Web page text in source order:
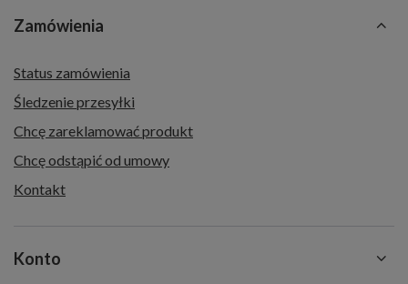
Zamówienia
Status zamówienia
Śledzenie przesyłki
Chcę zareklamować produkt
Chcę odstąpić od umowy
Kontakt
Konto